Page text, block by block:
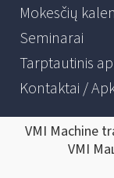
Mokesčių
Seminarai
Tarptautinis
Kontaktai /
VMI Machine
VMI